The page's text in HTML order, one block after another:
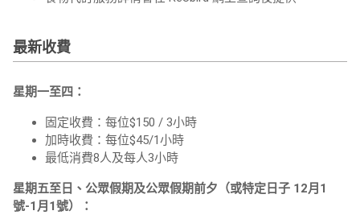
最新收費
星期一至四：
固定收費：每位$150 / 3小時
加時收費：每位$45/1小時
最低消費8人及每人3小時
星期五至日、公眾假期及公眾假期前夕（或特定日子 12月1
號-1月1號）：